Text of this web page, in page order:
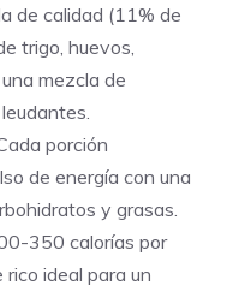
de calidad (11% de
trigo, huevos,
mezcla de
porción
de energía con una
y grasas.
350 calorías por
rico ideal para un